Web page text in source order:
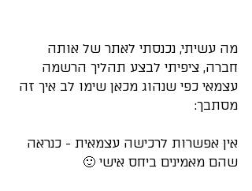
מה עשיתי, נכנסתי לאתר של אותה
חברה, ציפיתי לבצע תהליך הרשמה
עצמאי כפי שנהוג מכאן שימו לב איך זה
מסתבך:
אין אפשרות לרכישה עצמאית - כנראה
שהם מאמינים ביחס אישי 🙂